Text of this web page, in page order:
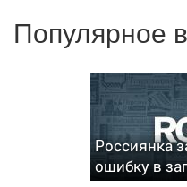
Популярное
Россиянка
ошибку в